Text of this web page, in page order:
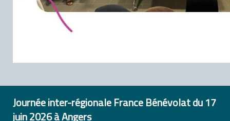
Journée inter-régionale France Bénévolat du 17
juin 2026 à Angers